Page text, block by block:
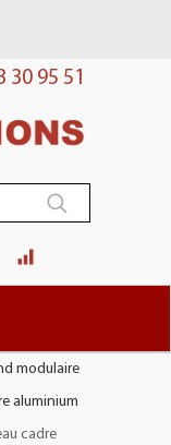
30 95 51
modulaire
aluminium
cadre